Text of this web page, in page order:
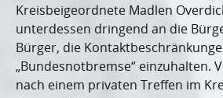
Kreisbeigeordnete Madlen
unterdessen dringend an die
Bürger, die
„Bundesnotbremse“ einzuhalten.
nach einem privaten Treffen im